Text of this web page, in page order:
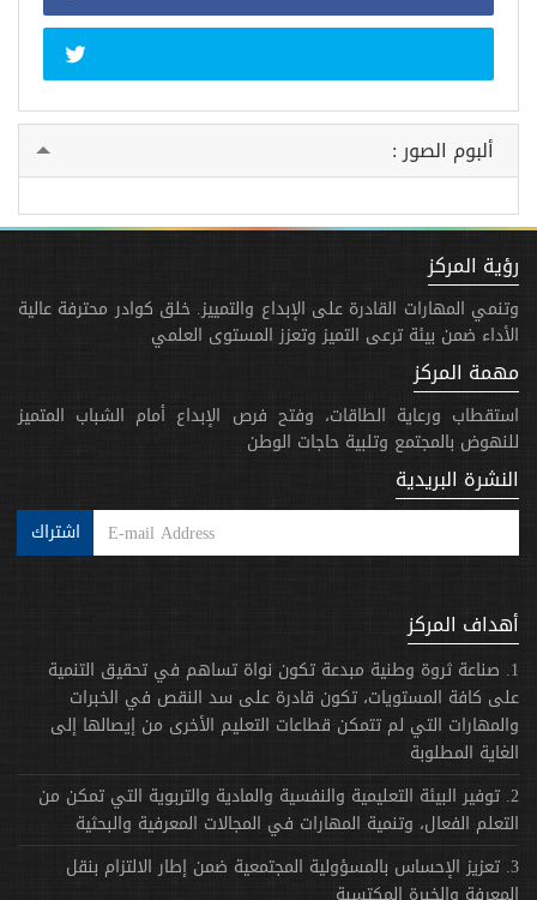
ألبوم الصور :
رؤية المركز
وتنمي المهارات القادرة على الإبداع والتمييز. خلق كوادر محترفة عالية
الأداء ضمن بيئة ترعى التميز وتعزز المستوى العلمي
مهمة المركز
استقطاب ورعاية الطاقات، وفتح فرص الإبداع أمام الشباب المتميز
للنهوض بالمجتمع وتلبية حاجات الوطن
النشرة البريدية
اشتراك
أهداف المركز
1. صناعة ثروة وطنية مبدعة تكون نواة تساهم في تحقيق التنمية
على كافة المستويات، تكون قادرة على سد النقص في الخبرات
والمهارات التي لم تتمكن قطاعات التعليم الأخرى من إيصالها إلى
الغاية المطلوبة
2. توفير البيئة التعليمية والنفسية والمادية والتربوية التي تمكن من
التعلم الفعال، وتنمية المهارات في المجالات المعرفية والبحثية
3. تعزيز الإحساس بالمسؤولية المجتمعية ضمن إطار الالتزام بنقل